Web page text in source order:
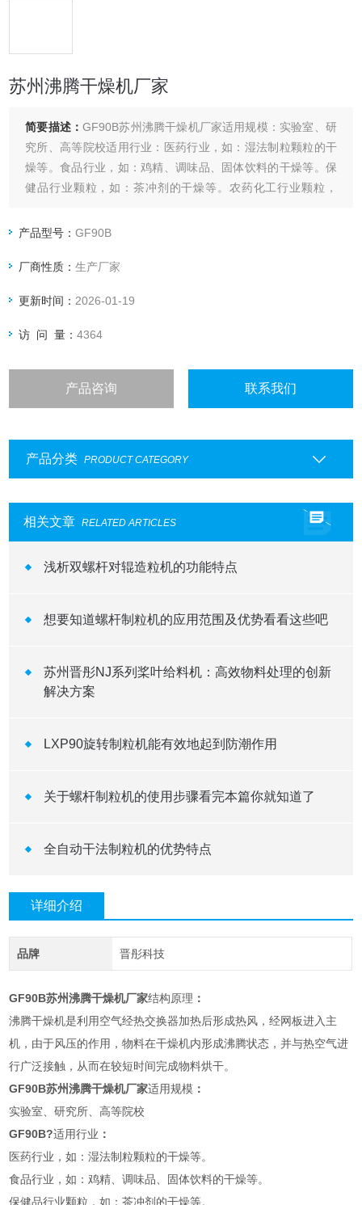
苏州沸腾干燥机厂家
简要描述：GF90B苏州沸腾干燥机厂家适用规模：实验室、研
究所、高等院校适用行业：医药行业，如：湿法制粒颗粒的干
燥等。食品行业，如：鸡精、调味品、固体饮料的干燥等。保
健品行业颗粒，如：茶冲剂的干燥等。农药化工行业颗粒，
干燥。
产品型号：GF90B
厂商性质：生产厂家
更新时间： 2026-01-19
访 问 量：4364
产品咨询 联系我们
产品分类 PRODUCT CATEGORY
相关文章 RELATED ARTICLES
浅析双螺杆对辊造粒机的功能特点
想要知道螺杆制粒机的应用范围及优势看看这些吧
苏州晋彤NJ系列桨叶给料机：高效物料处理的创新
解决方案
LXP90旋转制粒机能有效地起到防潮作用
关于螺杆制粒机的使用步骤看完本篇你就知道了
全自动干法制粒机的优势特点
详细介绍
品牌 晋彤科技
GF90B苏州沸腾干燥机厂家结构原理 ：
沸腾干燥机是利用空气经热交换器加热后形成热风，经网板进入主
机，由于风压的作用，物料在干燥机内形成沸腾状态，并与热空气进
行广泛接触，从而在较短时间完成物料烘干。
GF90B苏州沸腾干燥机厂家适用规模 ：
实验室、研究所、高等院校
GF90B?适用行业 ：
医药行业，如：湿法制粒颗粒的干燥等。
食品行业，如：鸡精、调味品、固体饮料的干燥等。
保健品行业颗粒，如：茶冲剂的干燥等。